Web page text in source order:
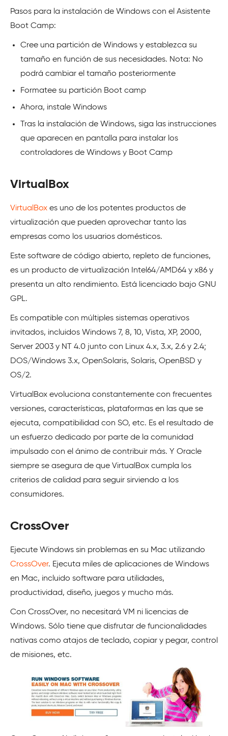
Pasos para la instalación de Windows con el Asistente
Boot Camp:
Cree una partición de Windows y establezca su
tamaño en función de sus necesidades. Nota: No
podrá cambiar el tamaño posteriormente
Formatee su partición Boot camp
Ahora, instale Windows
Tras la instalación de Windows, siga las instrucciones
que aparecen en pantalla para instalar los
controladores de Windows y Boot Camp
VirtualBox
VirtualBox es uno de los potentes productos de
virtualización que pueden aprovechar tanto las
empresas como los usuarios domésticos.
Este software de código abierto, repleto de funciones,
es un producto de virtualización Intel64/AMD64 y x86 y
presenta un alto rendimiento. Está licenciado bajo GNU
GPL.
Es compatible con múltiples sistemas operativos
invitados, incluidos Windows 7, 8, 10, Vista, XP, 2000,
Server 2003 y NT 4.0 junto con Linux 4.x, 3.x, 2.6 y 2.4;
DOS/Windows 3.x, OpenSolaris, Solaris, OpenBSD y
OS/2.
VirtualBox evoluciona constantemente con frecuentes
versiones, características, plataformas en las que se
ejecuta, compatibilidad con SO, etc. Es el resultado de
un esfuerzo dedicado por parte de la comunidad
impulsado con el ánimo de contribuir más. Y Oracle
siempre se asegura de que VirtualBox cumpla los
criterios de calidad para seguir sirviendo a los
consumidores.
CrossOver
Ejecute Windows sin problemas en su Mac utilizando
CrossOver. Ejecuta miles de aplicaciones de Windows
en Mac, incluido software para utilidades,
productividad, diseño, juegos y mucho más.
Con CrossOver, no necesitará VM ni licencias de
Windows. Sólo tiene que disfrutar de funcionalidades
nativas como atajos de teclado, copiar y pegar, control
de misiones, etc.